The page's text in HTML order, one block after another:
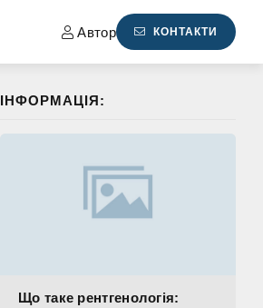
Автор КОНТАКТИ
ІНФОРМАЦІЯ:
Що таке рентгенологія: